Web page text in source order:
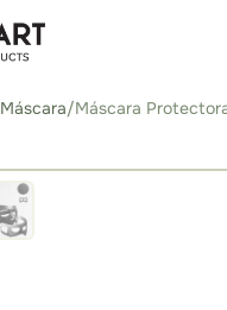
Máscara/Máscara